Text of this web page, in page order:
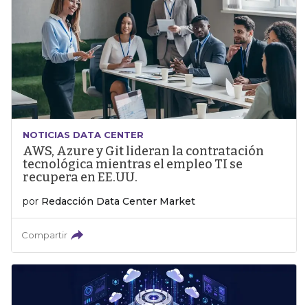
NOTICIAS DATA CENTER
AWS, Azure y Git lideran la contratación
tecnológica mientras el empleo TI se
recupera en EE.UU.
por Redacción Data Center Market
Compartir